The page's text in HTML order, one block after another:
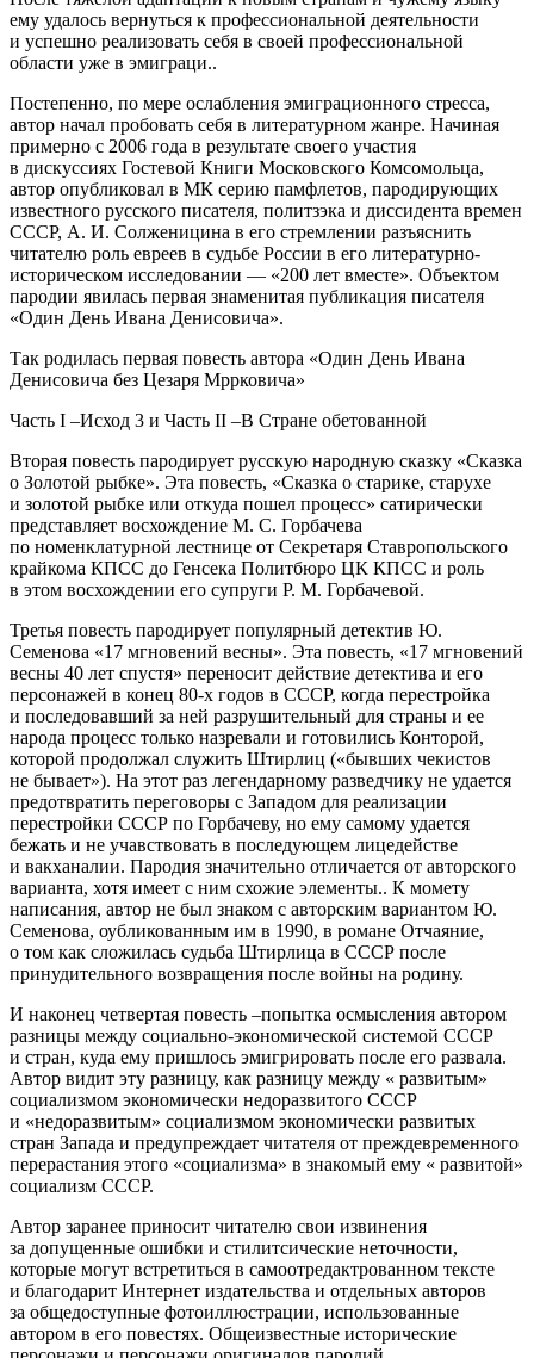
ему удалось вернуться к профессиональной деятельности
и успешно реализовать себя в своей профессиональной
области уже в эмиграци..
Постепенно, по мере ослабления эмиграционного стресса,
автор начал пробовать себя в литературном жанре. Начиная
примерно с 2006 года в результате своего участия
в дискуссиях Гостевой Книги Московского Комсомольца,
автор опубликовал в МК серию памфлетов, пародирующих
известного русского писателя, политзэка и диссидента времен
СССР, А. И. Солженицина в его стремлении разъяснить
читателю роль евреев в судьбе России в его литературно-
историческом исследовании — «200 лет вместе». Объектом
пародии явилась первая знаменитая публикация писателя
«Один День Ивана Денисовича».
Так родилась первая повесть автора «Один День Ивана
Денисовича без Цезаря Мррковича»
Часть I –Исход 3 и Часть II –В Стране обетованной
Вторая повесть пародирует русскую народную сказку «Сказка
о Золотой рыбке». Эта повесть, «Сказка о старике, старухе
и золотой рыбке или откуда пошел процесс» сатирически
представляет восхождение М. С. Горбачева
по номенклатурной лестнице от Секретаря Ставропольского
крайкома КПСС до Генсека Политбюро ЦК КПСС и роль
в этом восхождении его супруги Р. М. Горбачевой.
Третья повесть пародирует популярный детектив Ю.
Семенова «17 мгновений весны». Эта повесть, «17 мгновений
весны 40 лет спустя» переносит действие детектива и его
персонажей в конец 80-х годов в СССР, когда перестройка
и последовавший за ней разрушительный для страны и ее
народа процесс только назревали и готовились Конторой,
которой продолжал служить Штирлиц («бывших чекистов
не бывает»). На этот раз легендарному разведчику не удается
предотвратить переговоры с Западом для реализации
перестройки СССР по Горбачеву, но ему самому удается
бежать и не учавствовать в последующем лицедействе
и вакханалии. Пародия значительно отличается от авторского
варианта, хотя имеет с ним схожие элементы.. К момету
написания, автор не был знаком с авторским вариантом Ю.
Семенова, оубликованным им в 1990, в романе Отчаяние,
о том как сложилась судьба Штирлица в СССР после
принудительного возвращения после войны на родину.
И наконец четвертая повесть –попытка осмысления автором
разницы между социально-экономической системой СССР
и стран, куда ему пришлось эмигрировать после его развала.
Автор видит эту разницу, как разницу между « развитым»
социализмом экономически недоразвитого СССР
и «недоразвитым» социализмом экономически развитых
стран Запада и предупреждает читателя от преждевременного
перерастания этого «социализма» в знакомый ему « развитой»
социализм СССР.
Автор заранее приносит читателю свои извинения
за допущенные ошибки и стилитсические неточности,
которые могут встретиться в самоотредактрованном тексте
и благодарит Интернет издательства и отдельных авторов
за общедоступные фотоиллюстрации, использованные
автором в его повестях. Общеизвестные исторические